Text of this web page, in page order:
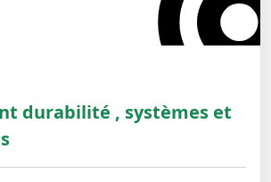
durabilité , systèmes et